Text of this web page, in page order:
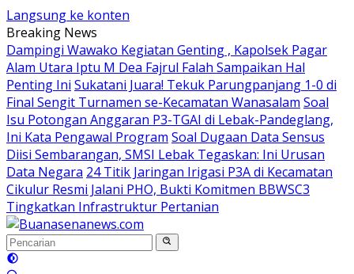
Langsung ke konten
Breaking News
Dampingi Wawako Kegiatan Genting , Kapolsek Pagar
Alam Utara Iptu M Dea Fajrul Falah Sampaikan Hal
Penting Ini Sukatani Juara! Tekuk Parungpanjang 1-0 di
Final Sengit Turnamen se-Kecamatan Wanasalam Soal
Isu Potongan Anggaran P3-TGAI di Lebak-Pandeglang,
Ini Kata Pengawal Program Soal Dugaan Data Sensus
Diisi Sembarangan, SMSI Lebak Tegaskan: Ini Urusan
Data Negara 24 Titik Jaringan Irigasi P3A di Kecamatan
Cikulur Resmi Jalani PHO, Bukti Komitmen BBWSC3
Tingkatkan Infrastruktur Pertanian